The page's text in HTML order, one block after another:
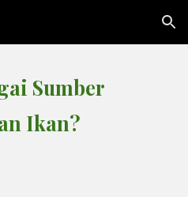
Skip to navigation
Sumber
Ikan?